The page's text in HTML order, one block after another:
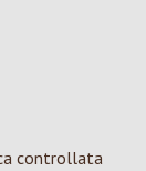
controllata